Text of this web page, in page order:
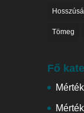
Tömeg
Fő